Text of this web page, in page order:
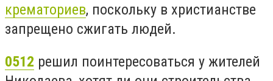
крематориев, поскольку в христианстве
запрещено сжигать людей.
0512 решил поинтересоваться у жителей